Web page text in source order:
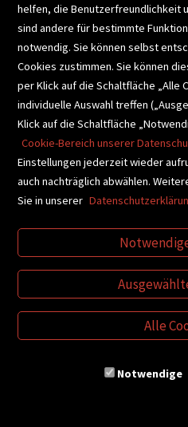
10.4 Wird eine Rücksendung
gefordert und ist die Ware
tragen wir die
etwaige Kosten der Sendung
tragen. Mangelhafte Ware ist
ausdrücklichen Wunsch hin
10.5 Ist der Kunde ein
Ware nach Erhalt tunlichst
und sonstige Mängelfreiheit,
Unversehrtheit der
Vorliegen von Mängeln hat er
Frist, spätestens jedoch vier
Ware per E-Mail an
Unternehmer innerhalb der
gerügt, gilt die Lieferung als
damit sämtliche Ansprüche
Irrtumsanfechtung oder
später behaupteten
helfen, die Benutzerfreundlichkeit
sind andere für bestimmte
notwendig. Sie können selbst
Cookies zustimmen. Sie können
per Klick auf die Schaltfläche „Alle
individuelle Auswahl treffen
Klick auf die Schaltfläche
Cookie-Bereich unserer
Einstellungen jederzeit wieder
auch nachträglich abwählen.
Sie in unserer
Alle
Notwendige